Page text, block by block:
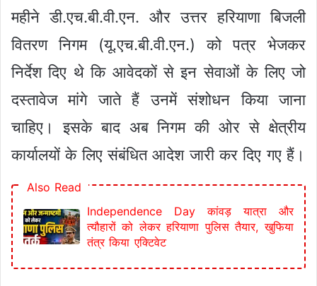
महीने डी.एच.बी.वी.एन. और उत्तर हरियाणा बिजली
वितरण निगम (यू.एच.बी.वी.एन.) को पत्र भेजकर
निर्देश दिए थे कि आवेदकों से इन सेवाओं के लिए जो
दस्तावेज मांगे जाते हैं उनमें संशोधन किया जाना
चाहिए। इसके बाद अब निगम की ओर से क्षेत्रीय
कार्यालयों के लिए संबंधित आदेश जारी कर दिए गए हैं।
Also Read
Independence Day कांवड़ यात्रा और
त्यौहारों को लेकर हरियाणा पुलिस तैयार, खुफिया
तंत्र किया एक्टिवेट